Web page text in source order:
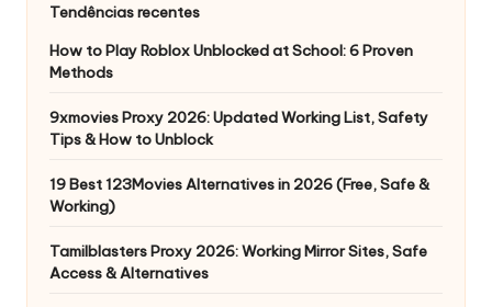
Tendências recentes
How to Play Roblox Unblocked at School: 6 Proven
Methods
9xmovies Proxy 2026: Updated Working List, Safety
Tips & How to Unblock
19 Best 123Movies Alternatives in 2026 (Free, Safe &
Working)
Tamilblasters Proxy 2026: Working Mirror Sites, Safe
Access & Alternatives